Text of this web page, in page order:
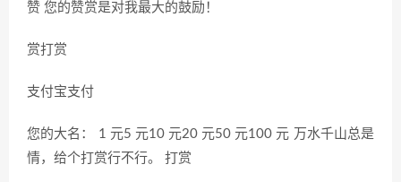
赞 您的赞赏是对我最大的鼓励！
赏打赏
支付宝支付
您的大名： 1 元5 元10 元20 元50 元100 元 万水千山总是
情，给个打赏行不行。 打赏